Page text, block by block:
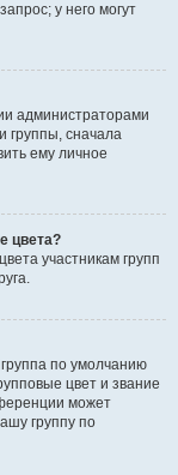
у него могут
администраторами
группы, сначала
ему личное
цвета?
участникам групп
по умолчанию
цвет и звание
может
группу по